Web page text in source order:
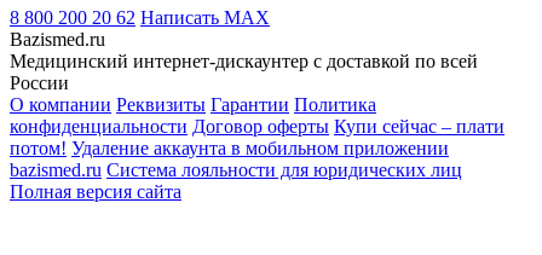
8 800 200 20 62 Написать MAX
Bazismed.ru
Медицинский интернет-дискаунтер с доставкой по всей
России
О компании Реквизиты Гарантии Политика
конфиденциальности Договор оферты Купи сейчас – плати
потом! Удаление аккаунта в мобильном приложении
bazismed.ru Система лояльности для юридических лиц
Полная версия сайта